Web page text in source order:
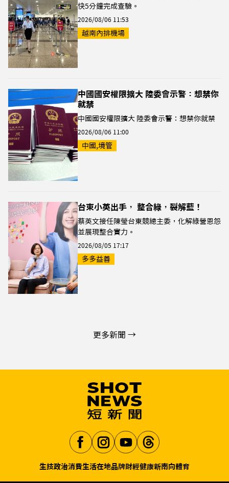
快5分鐘完成查驗。
2026/08/06 11:53
越南內排機場
中國國安權限擴大 陸委會示警：想禁你
就禁
中國國安權限擴大 陸委會示警：想禁你就禁
2026/08/06 11:00
中國,境管
台東小英出手， 整合綠，裂解藍！
蔡英文接任陳瑩台東競總主委，化解綠營恩怨
並展現整合實力。
2026/08/05 17:17
多多益善
更多新聞 →
生技政治消費生活在地品牌財經健康新南向體育